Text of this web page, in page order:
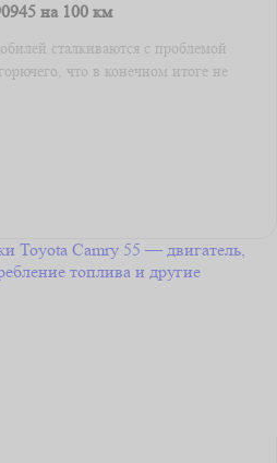
на 100 км
сталкиваются с проблемой
что в конечном итоге не